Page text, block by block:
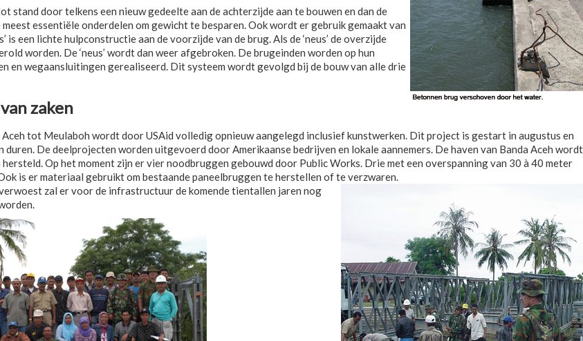
door telkens een nieuw gedeelte aan de achterzijde aan te bouwen en dan de
essentiële onderdelen om gewicht te besparen. Ook wordt er gebruik gemaakt van
is een lichte hulpconstructie aan de voorzijde van de brug. Als de ‘neus’ de overzijde
worden. De ‘neus’ wordt dan weer afgebroken. De brugeinden worden op hun
en wegaansluitingen gerealiseerd. Dit systeem wordt gevolgd bij de bouw van alle drie
zaken
Aceh tot Meulaboh wordt door USAid volledig opnieuw aangelegd inclusief kunstwerken. Dit project is gestart in augustus en
duren. De deelprojecten worden uitgevoerd door Amerikaanse bedrijven en lokale aannemers. De haven van Banda Aceh wordt
Op het moment zijn er vier noodbruggen gebouwd door Public Works. Drie met een overspanning van 30 à 40 meter
is er materiaal gebruikt om bestaande paneelbruggen te herstellen of te verzwaren.
zal er voor de infrastructuur de komende tientallen jaren nog